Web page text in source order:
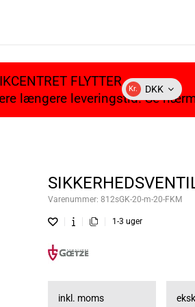
Kr. DKK
FLYTTER
længere leveringstid. Se
Varenummer: 812sGK-20-m-20-FKM
1-3 uger
inkl. moms